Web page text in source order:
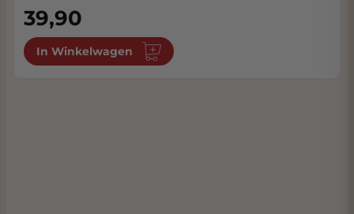
39,90
In Winkelwagen